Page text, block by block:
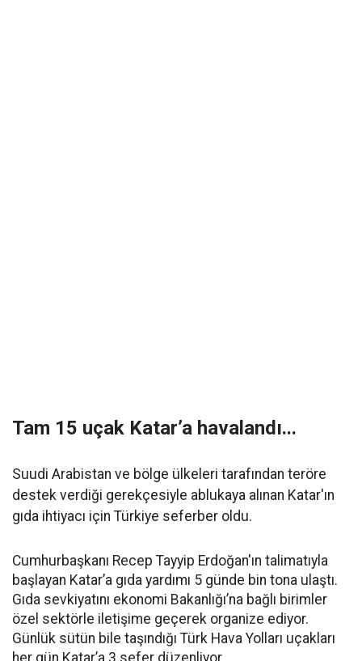
Tam 15 uçak Katar’a havalandı...
Suudi Arabistan ve bölge ülkeleri tarafından teröre
destek verdiği gerekçesiyle ablukaya alınan Katar'ın
gıda ihtiyacı için Türkiye seferber oldu.
Cumhurbaşkanı Recep Tayyip Erdoğan'ın talimatıyla
başlayan Katar’a gıda yardımı 5 günde bin tona ulaştı.
Gıda sevkiyatını ekonomi Bakanlığı’na bağlı birimler
özel sektörle iletişime geçerek organize ediyor.
Günlük sütün bile taşındığı Türk Hava Yolları uçakları
her gün Katar’a 3 sefer düzenliyor